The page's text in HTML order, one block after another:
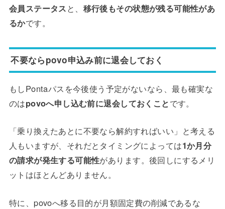
会員ステータスと、 移行後もその状態が残る可能性があ
るかです。
不要ならpovo申込み前に退会しておく
もしPontaパスを今後使う予定がないなら、最も確実な
のはpovoへ申し込む前に退会しておくことです。
「乗り換えたあとに不要なら解約すればいい」と考える
人もいますが、それだとタイミングによっては1か月分
の請求が発生する可能性があります。後回しにするメリ
ットはほとんどありません。
特に、povoへ移る目的が月額固定費の削減であるな